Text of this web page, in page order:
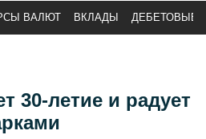
ВАЛЮТ ВКЛАДЫ ДЕБЕТОВЫЕ
30-летие и радует